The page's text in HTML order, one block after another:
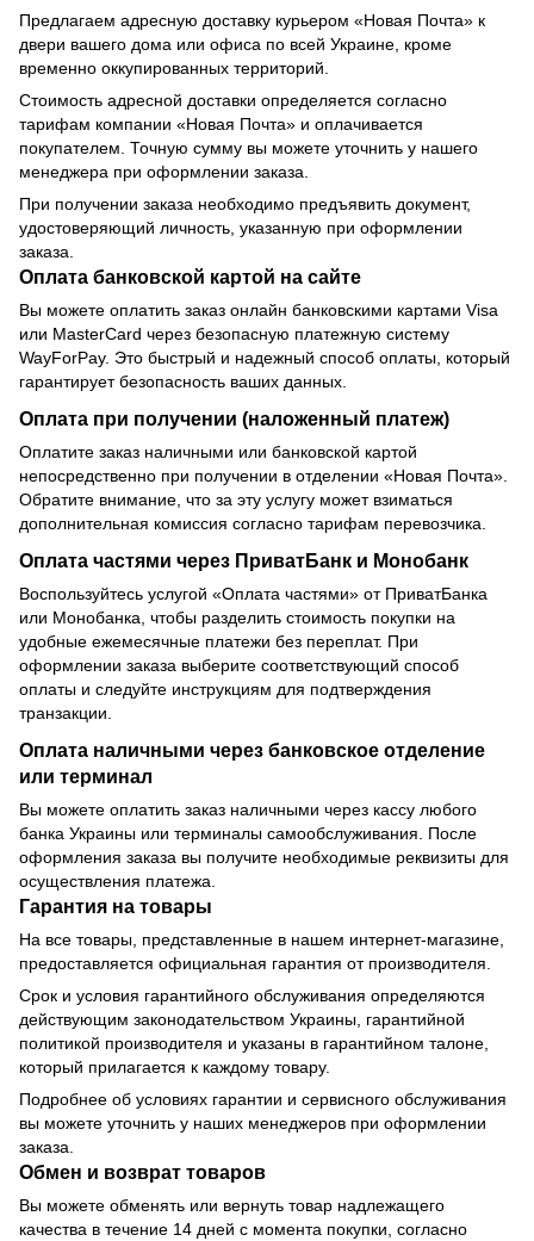
Предлагаем адресную доставку курьером «Новая Почта» к
двери вашего дома или офиса по всей Украине, кроме
временно оккупированных территорий.
Стоимость адресной доставки определяется согласно
тарифам компании «Новая Почта» и оплачивается
покупателем. Точную сумму вы можете уточнить у нашего
менеджера при оформлении заказа.
При получении заказа необходимо предъявить документ,
удостоверяющий личность, указанную при оформлении
заказа.
Оплата банковской картой на сайте
Вы можете оплатить заказ онлайн банковскими картами Visa
или MasterCard через безопасную платежную систему
WayForPay. Это быстрый и надежный способ оплаты, который
гарантирует безопасность ваших данных.
Оплата при получении (наложенный платеж)
Оплатите заказ наличными или банковской картой
непосредственно при получении в отделении «Новая Почта».
Обратите внимание, что за эту услугу может взиматься
дополнительная комиссия согласно тарифам перевозчика.
Оплата частями через ПриватБанк и Монобанк
Воспользуйтесь услугой «Оплата частями» от ПриватБанка
или Монобанка, чтобы разделить стоимость покупки на
удобные ежемесячные платежи без переплат. При
оформлении заказа выберите соответствующий способ
оплаты и следуйте инструкциям для подтверждения
транзакции.
Оплата наличными через банковское отделение
или терминал
Вы можете оплатить заказ наличными через кассу любого
банка Украины или терминалы самообслуживания. После
оформления заказа вы получите необходимые реквизиты для
осуществления платежа.
Гарантия на товары
На все товары, представленные в нашем интернет-магазине,
предоставляется официальная гарантия от производителя.
Срок и условия гарантийного обслуживания определяются
действующим законодательством Украины, гарантийной
политикой производителя и указаны в гарантийном талоне,
который прилагается к каждому товару.
Подробнее об условиях гарантии и сервисного обслуживания
вы можете уточнить у наших менеджеров при оформлении
заказа.
Обмен и возврат товаров
Вы можете обменять или вернуть товар надлежащего
качества в течение 14 дней с момента покупки, согласно